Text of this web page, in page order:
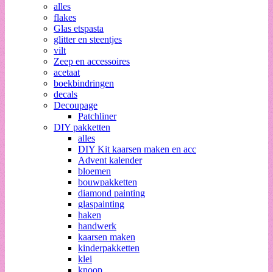
alles
flakes
Glas etspasta
glitter en steentjes
vilt
Zeep en accessoires
acetaat
boekbindringen
decals
Decoupage
Patchliner
DIY pakketten
alles
DIY Kit kaarsen maken en acc
Advent kalender
bloemen
bouwpakketten
diamond painting
glaspainting
haken
handwerk
kaarsen maken
kinderpakketten
klei
knoop